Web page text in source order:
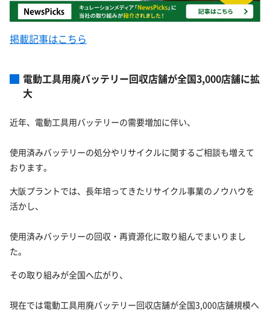
掲載記事はこちら
電動工具用廃バッテリー回収店舗が全国3,000店舗に拡
大
近年、電動工具用バッテリーの需要増加に伴い、
使用済みバッテリーの処分やリサイクルに関するご相談も増えて
おります。
大阪プラントでは、長年培ってきたリサイクル事業のノウハウを
活かし、
使用済みバッテリーの回収・再資源化に取り組んでまいりまし
た。
その取り組みが全国へ広がり、
現在では電動工具用廃バッテリー回収店舗が全国3,000店舗規模へ